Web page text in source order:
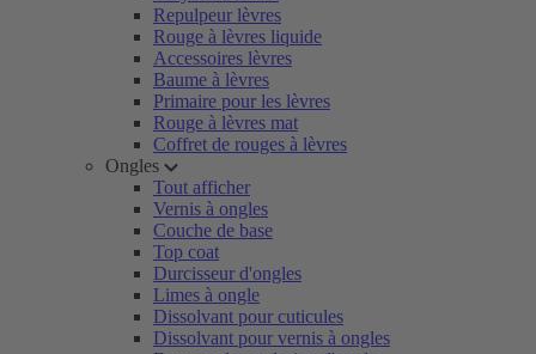
Repulpeur lèvres
Rouge à lèvres liquide
Accessoires lèvres
Baume à lèvres
Primaire pour les lèvres
Rouge à lèvres mat
Coffret de rouges à lèvres
Ongles
Tout afficher
Vernis à ongles
Couche de base
Top coat
Durcisseur d'ongles
Limes à ongle
Dissolvant pour cuticules
Dissolvant pour vernis à ongles